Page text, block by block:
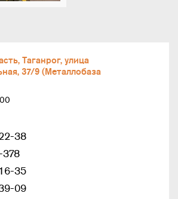
Таганрог, улица
37/9 (Металлобаза
38
35
09